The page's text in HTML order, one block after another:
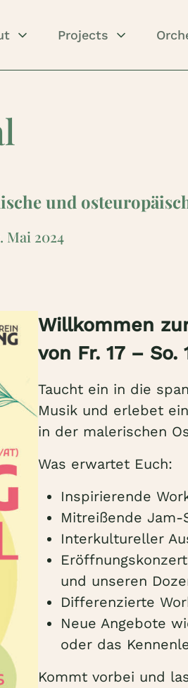
Projects
und
Mai 2024
Willkommen
von Fr. 17 – So.
Taucht ein in die
Musik und erlebet
in der malerischen
Was erwartet Euch:
Inspirierende
Mitreißende Jam-
Interkultureller
und unseren
Differenzierte
Neue Angebote
oder das
Kommt vorbei und